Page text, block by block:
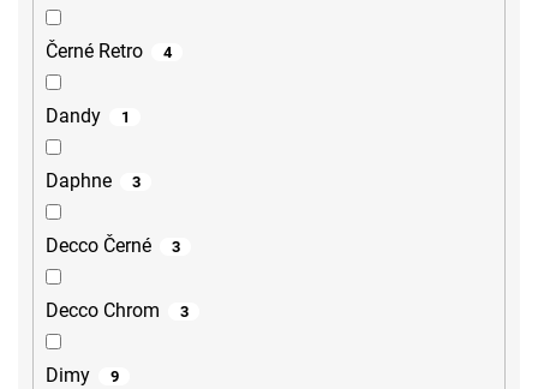
Černé Retro 4
Dandy 1
Daphne 3
Decco Černé 3
Decco Chrom 3
Dimy 9